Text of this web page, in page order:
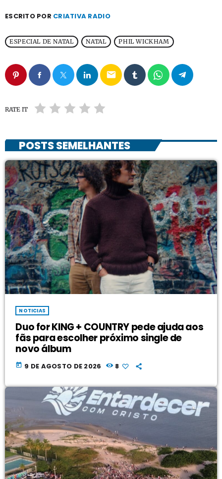
ESCRITO POR CRIATIVA RADIO
ESPECIAL DE NATAL NATAL PHIL WICKHAM
email
RATE IT
POSTS SEMELHANTES
NOTICIAS
Duo for KING + COUNTRY pede ajuda aos
fãs para escolher próximo single de
novo álbum
today 9 DE AGOSTO DE 2026 8